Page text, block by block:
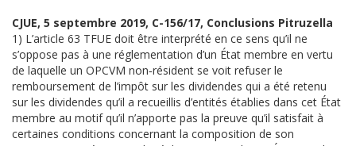
CJUE, 5 septembre 2019, C-156/17, Conclusions Pitruzella
1) L’article 63 TFUE doit être interprété en ce sens qu’il ne
s’oppose pas à une réglementation d’un État membre en vertu
de laquelle un OPCVM non‑résident se voit refuser le
remboursement de l’impôt sur les dividendes qui a été retenu
sur les dividendes qu’il a recueillis d’entités établies dans cet État
membre au motif qu’il n’apporte pas la preuve qu’il satisfait à
certaines conditions concernant la composition de son